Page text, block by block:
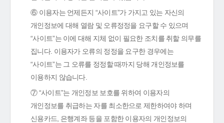
⑥ 이용자는 언제든지 “사이트”가 가지고 있는 자신의
개인정보에 대해 열람 및 오류정정을 요구할 수 있으며
“사이트”는 이에 대해 지체 없이 필요한 조치를 취할 의무를
집니다. 이용자가 오류의 정정을 요구한 경우에는
“사이트”는 그 오류를 정정할 때까지 당해 개인정보를
이용하지 않습니다.
⑦ “사이트”는 개인정보 보호를 위하여 이용자의
개인정보를 취급하는 자를 최소한으로 제한하여야 하며
신용카드, 은행계좌 등을 포함한 이용자의 개인정보의